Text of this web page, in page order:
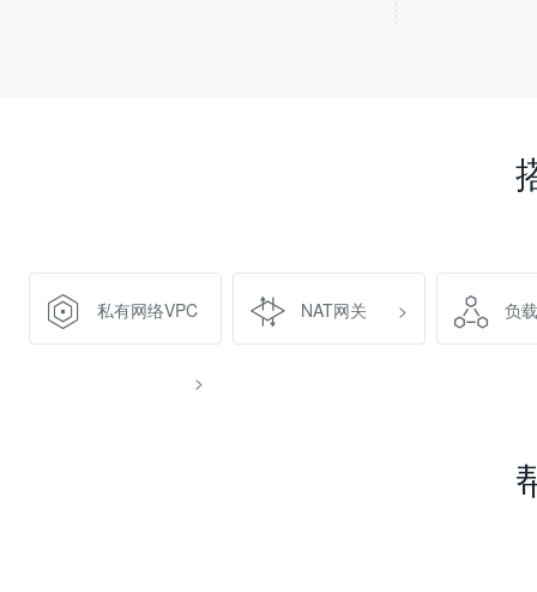
私有网络VPC
>
NAT网关 > 负